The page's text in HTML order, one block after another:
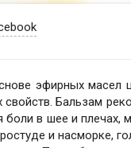
эфирных масел
Бальзам
в шее и плечах,
и насморке,